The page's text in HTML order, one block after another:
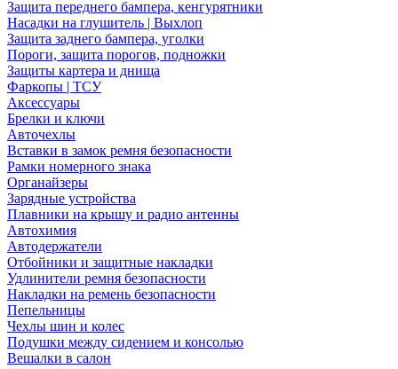
Защита переднего бампера, кенгурятники
Насадки на глушитель | Выхлоп
Защита заднего бампера, уголки
Пороги, защита порогов, подножки
Защиты картера и днища
Фаркопы | ТСУ
Аксессуары
Брелки и ключи
Авточехлы
Вставки в замок ремня безопасности
Рамки номерного знака
Органайзеры
Зарядные устройства
Плавники на крышу и радио антенны
Автохимия
Автодержатели
Отбойники и защитные накладки
Удлинители ремня безопасности
Накладки на ремень безопасности
Пепельницы
Чехлы шин и колес
Подушки между сидением и консолью
Вешалки в салон